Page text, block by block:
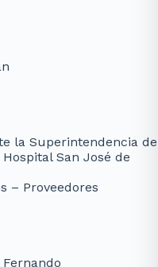
la Superintendencia de
San José de
– Proveedores